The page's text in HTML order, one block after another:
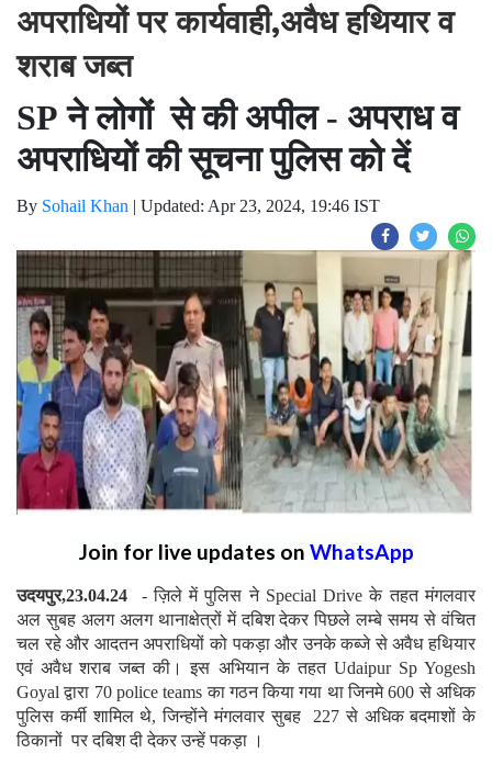
अपराधियों पर कार्यवाही,अवैध हथियार व
शराब जब्त
SP ने लोगों से की अपील - अपराध व
अपराधियों की सूचना पुलिस को दें
By Sohail Khan | Updated: Apr 23, 2024, 19:46 IST
Join for live updates on WhatsApp
उदयपुर,23.04.24
- ज़िले में पुलिस ने Special Drive के तहत मंगलवार
अल सुबह अलग अलग थानाक्षेत्रों में दबिश देकर पिछले लम्बे समय से वंचित
चल रहे और आदतन अपराधियों को पकड़ा और उनके कब्जे से अवैध हथियार
एवं अवैध शराब जब्त की। इस अभियान के तहत Udaipur Sp Yogesh
Goyal द्वारा 70 police teams का गठन किया गया था जिनमे 600 से अधिक
पुलिस कर्मी शामिल थे, जिन्होंने मंगलवार सुबह 227 से अधिक बदमाशों के
ठिकानों पर दबिश दी देकर उन्हें पकड़ा ।